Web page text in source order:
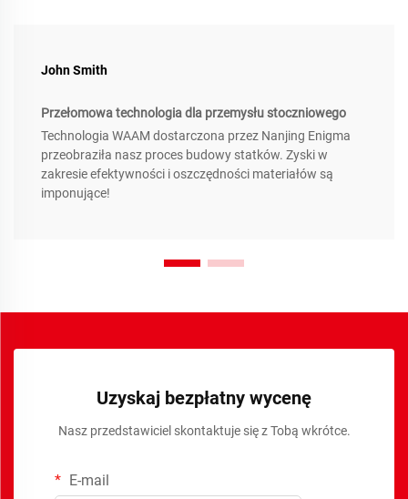
John Smith
Przełomowa technologia dla przemysłu stoczniowego
Technologia WAAM dostarczona przez Nanjing Enigma
przeobraziła nasz proces budowy statków. Zyski w
zakresie efektywności i oszczędności materiałów są
imponujące!
Uzyskaj bezpłatny wycenę
Nasz przedstawiciel skontaktuje się z Tobą wkrótce.
E-mail